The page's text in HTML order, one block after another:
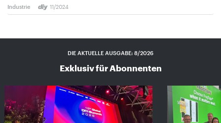
Industrie 11/2024
DIE AKTUELLE AUSGABE: 8/2026
Exklusiv für Abonnenten